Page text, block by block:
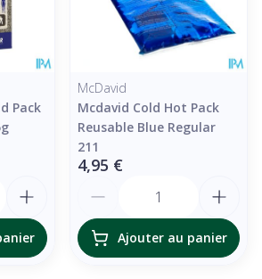
Pack
McDavid
Mcdavid Cold Hot Pack
Reusable Blue Regular
211
4,95 €
Ajouter au panier